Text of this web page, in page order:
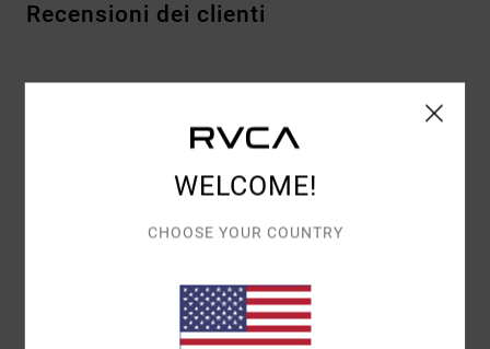
Recensioni dei clienti
3.0/5
IL 0% DEI NOSTRI CLIENTI CONSIGLIA QUESTO PRODOTTO
COMFORT
3.0
WELCOME!
CHOOSE YOUR COUNTRY